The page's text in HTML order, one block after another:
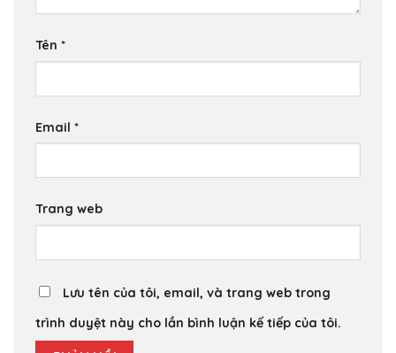
Tên *
Email *
Trang web
Lưu tên của tôi, email, và trang web trong
trình duyệt này cho lần bình luận kế tiếp của tôi.